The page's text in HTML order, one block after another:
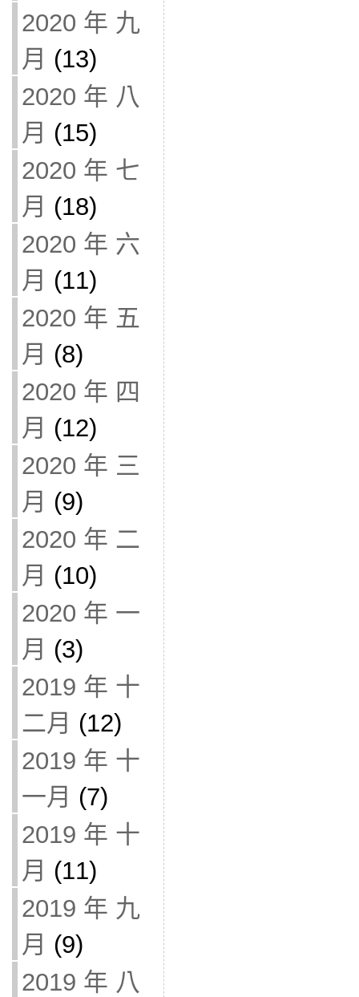
2020 年 九
月 (13)
2020 年 八
月 (15)
2020 年 七
月 (18)
2020 年 六
月 (11)
2020 年 五
月 (8)
2020 年 四
月 (12)
2020 年 三
月 (9)
2020 年 二
月 (10)
2020 年 一
月 (3)
2019 年 十
二月 (12)
2019 年 十
一月 (7)
2019 年 十
月 (11)
2019 年 九
月 (9)
2019 年 八